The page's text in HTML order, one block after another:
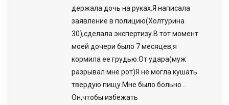
держала дочь на руках.Я написала
заявление в полицию(Холтурина
30),сделала экспертизу.В тот момент
моей дочери было 7 месяцев,я
кормила ее грудью.От удара(муж
разрывал мне рот)Я не могла кушать
твердую пищу.Мне было больно…
Он,чтобы избежать